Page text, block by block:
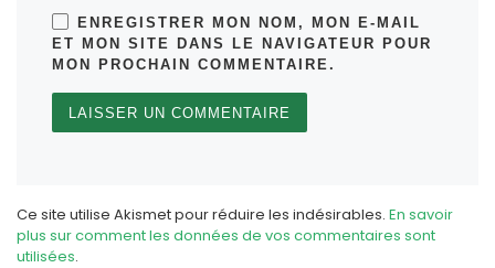
ENREGISTRER MON NOM, MON E-MAIL
ET MON SITE DANS LE NAVIGATEUR POUR
MON PROCHAIN COMMENTAIRE.
Ce site utilise Akismet pour réduire les indésirables. En savoir
plus sur comment les données de vos commentaires sont
utilisées.